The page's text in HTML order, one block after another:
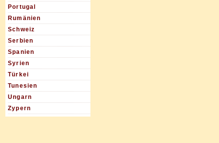
Portugal
Rumänien
Schweiz
Serbien
Spanien
Syrien
Türkei
Tunesien
Ungarn
Zypern